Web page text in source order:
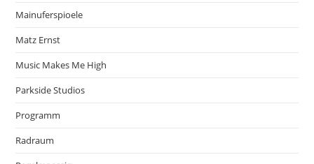
Mainuferspioele
Matz Ernst
Music Makes Me High
Parkside Studios
Programm
Radraum